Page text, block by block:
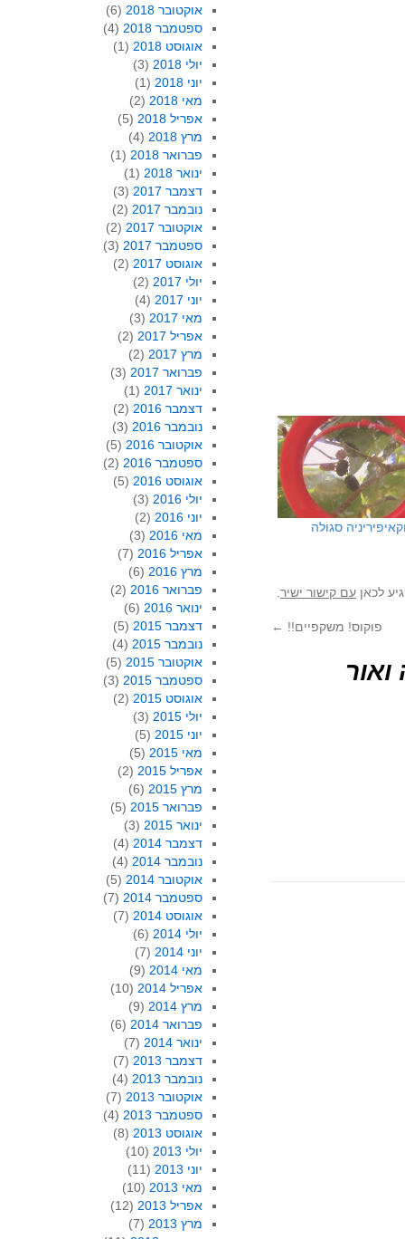
סגולה
לכאן עם קישור ישיר
פוקוס! משקפיים!! ←
ואור
אוקטובר 2018
(6)
ספטמבר 2018
(4)
אוגוסט 2018
(1)
יולי 2018
(3)
יוני 2018
(1)
מאי 2018
(2)
אפריל 2018
(5)
מרץ 2018
(4)
פברואר 2018
(1)
ינואר 2018
(1)
דצמבר 2017
(3)
נובמבר 2017
(2)
אוקטובר 2017
(2)
ספטמבר 2017
(3)
אוגוסט 2017
(2)
יולי 2017
(2)
יוני 2017
(4)
מאי 2017
(3)
אפריל 2017
(2)
מרץ 2017
(2)
פברואר 2017
(3)
ינואר 2017
(1)
דצמבר 2016
(2)
נובמבר 2016
(3)
אוקטובר 2016
(5)
ספטמבר 2016
(2)
אוגוסט 2016
(5)
יולי 2016
(3)
יוני 2016
(2)
מאי 2016
(3)
אפריל 2016
(7)
מרץ 2016
(6)
פברואר 2016
(2)
ינואר 2016
(6)
דצמבר 2015
(5)
נובמבר 2015
(4)
אוקטובר 2015
(5)
ספטמבר 2015
(3)
אוגוסט 2015
(2)
יולי 2015
(3)
יוני 2015
(5)
מאי 2015
(5)
אפריל 2015
(2)
מרץ 2015
(6)
פברואר 2015
(5)
ינואר 2015
(3)
דצמבר 2014
(4)
נובמבר 2014
(4)
אוקטובר 2014
(5)
ספטמבר 2014
(7)
אוגוסט 2014
(7)
יולי 2014
(6)
יוני 2014
(7)
מאי 2014
(9)
אפריל 2014
(10)
מרץ 2014
(9)
פברואר 2014
(6)
ינואר 2014
(7)
דצמבר 2013
(7)
נובמבר 2013
(4)
אוקטובר 2013
(7)
ספטמבר 2013
(4)
אוגוסט 2013
(8)
יולי 2013
(10)
יוני 2013
(11)
מאי 2013
(10)
אפריל 2013
(12)
מרץ 2013
(7)